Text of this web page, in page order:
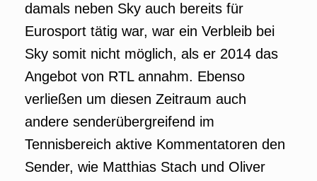
damals neben Sky auch bereits für
Eurosport tätig war, war ein Verbleib bei
Sky somit nicht möglich, als er 2014 das
Angebot von RTL annahm. Ebenso
verließen um diesen Zeitraum auch
andere senderübergreifend im
Tennisbereich aktive Kommentatoren den
Sender, wie Matthias Stach und Oliver